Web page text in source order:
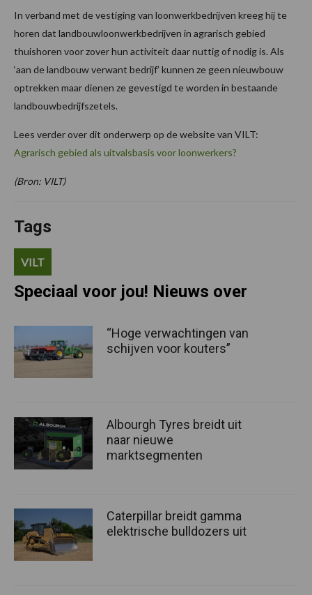
In verband met de vestiging van loonwerkbedrijven kreeg hij te
horen dat landbouwloonwerkbedrijven in agrarisch gebied
thuishoren voor zover hun activiteit daar nuttig of nodig is. Als
‘aan de landbouw verwant bedrijf’ kunnen ze geen nieuwbouw
optrekken maar dienen ze gevestigd te worden in bestaande
landbouwbedrijfszetels.
Lees verder over dit onderwerp op de website van VILT:
Agrarisch gebied als uitvalsbasis voor loonwerkers?
(Bron: VILT)
Tags
VILT
Speciaal voor jou! Nieuws over
“Hoge verwachtingen van
schijven voor kouters”
Albourgh Tyres breidt uit
naar nieuwe
marktsegmenten
Caterpillar breidt gamma
elektrische bulldozers uit